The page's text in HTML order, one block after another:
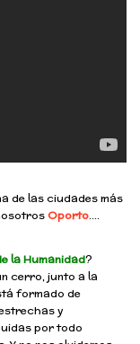
de las ciudades más
Oporto….
la Humanidad?
cerro, junto a la
formado de
y
por todo